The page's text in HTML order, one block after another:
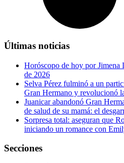
Últimas noticias
Horóscopo de hoy por Jimena
de 2026
Selva Pérez fulminó a un
Gran Hermano y revolucionó
Juanicar abandonó Gran
de salud de su mamá: el
Sorpresa total: aseguran que
iniciando un romance con
Secciones